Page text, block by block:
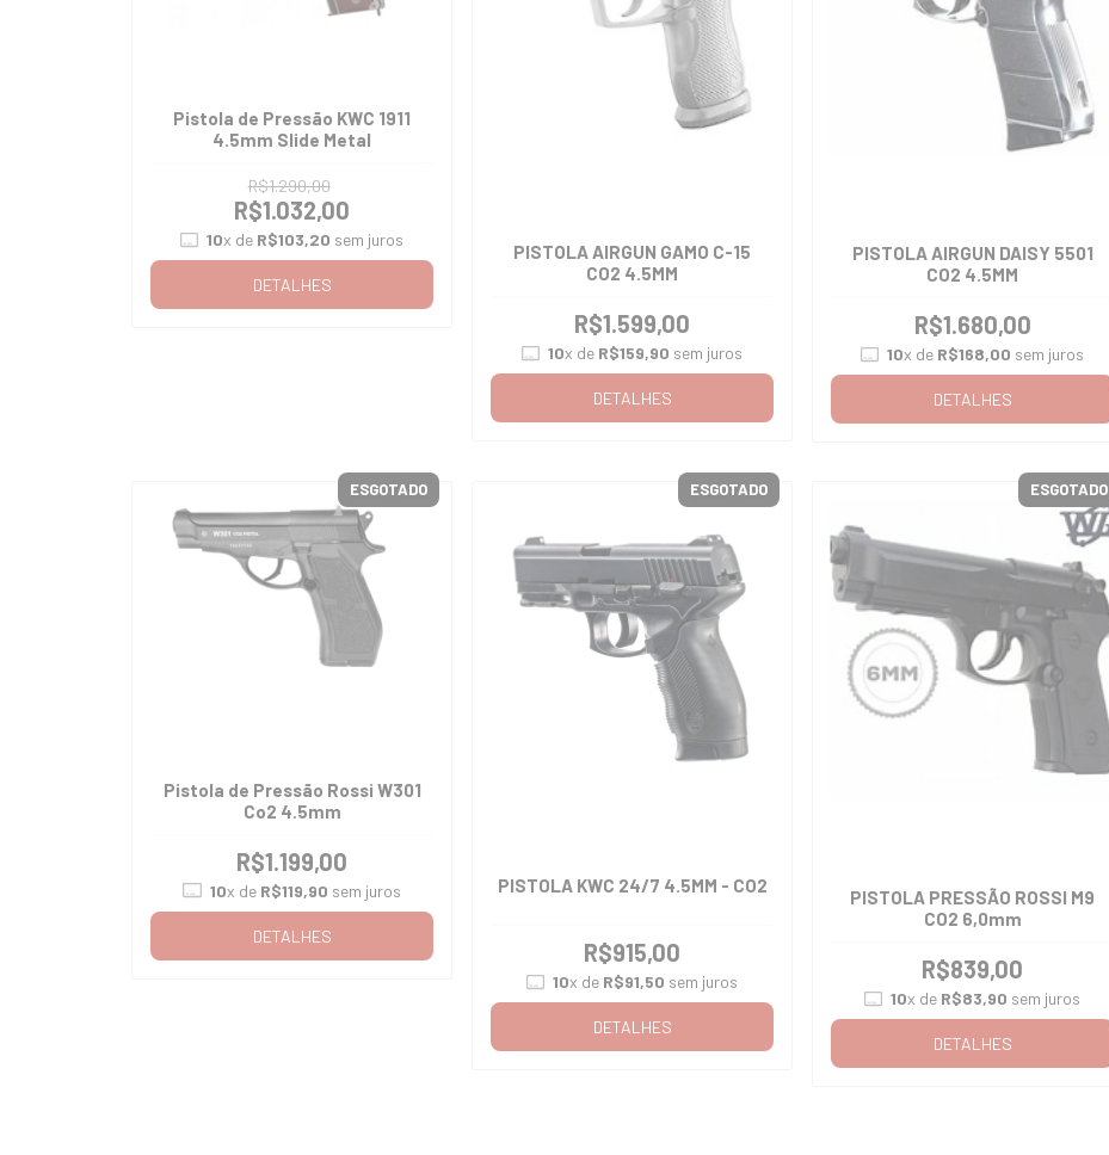
Pistola de Pressão KWC 1911
4.5mm Slide Metal
R$1.290,00
R$1.032,00
10x de R$103,20 sem juros
DETALHES
PISTOLA AIRGUN GAMO C-15
CO2 4.5MM
R$1.599,00
10x de R$159,90 sem juros
DETALHES
PISTOLA AIRGUN DAISY 5501
CO2 4.5MM
R$1.680,00
10x de R$168,00 sem juros
DETALHES
ESGOTADO
Pistola de Pressão Rossi W301
Co2 4.5mm
R$1.199,00
10x de R$119,90 sem juros
DETALHES
ESGOTADO
PISTOLA KWC 24/7 4.5MM - CO2
R$915,00
10x de R$91,50 sem juros
DETALHES
ESGOTADO
PISTOLA PRESSÃO ROSSI M9
CO2 6,0mm
R$839,00
10x de R$83,90 sem juros
DETALHES